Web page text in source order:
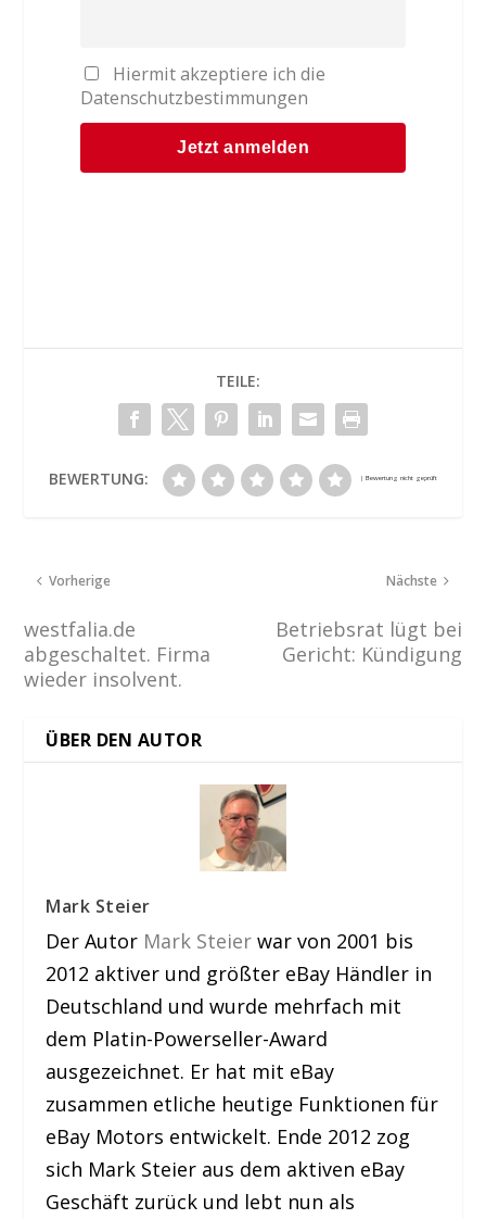
Hiermit akzeptiere ich die
Datenschutzbestimmungen
TEILE:
BEWERTUNG:
Vorherige
westfalia.de
abgeschaltet. Firma
wieder insolvent.
Nächste
Betriebsrat lügt bei
Gericht: Kündigung
ÜBER DEN AUTOR
Mark Steier
Der Autor Mark Steier war von 2001 bis
2012 aktiver und größter eBay Händler in
Deutschland und wurde mehrfach mit
dem Platin-Powerseller-Award
ausgezeichnet. Er hat mit eBay
zusammen etliche heutige Funktionen für
eBay Motors entwickelt. Ende 2012 zog
sich Mark Steier aus dem aktiven eBay
Geschäft zurück und lebt nun als